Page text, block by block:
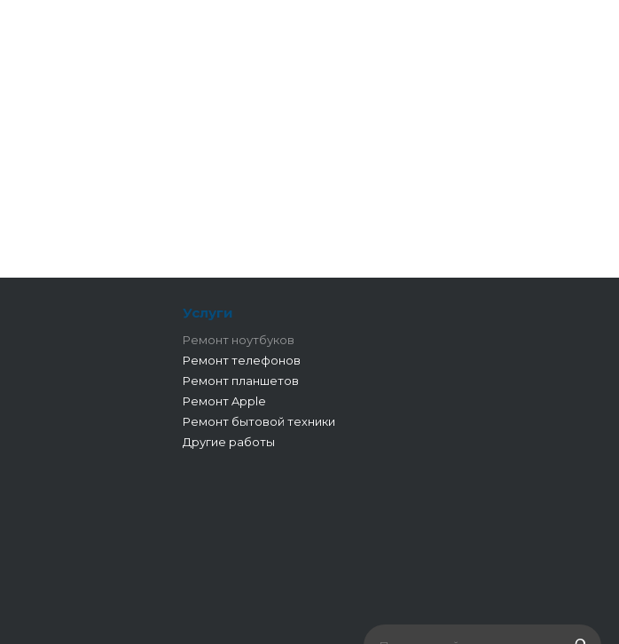
Услуги
Ремонт ноутбуков
Ремонт телефонов
Ремонт планшетов
Ремонт Apple
Ремонт бытовой техники
Другие работы